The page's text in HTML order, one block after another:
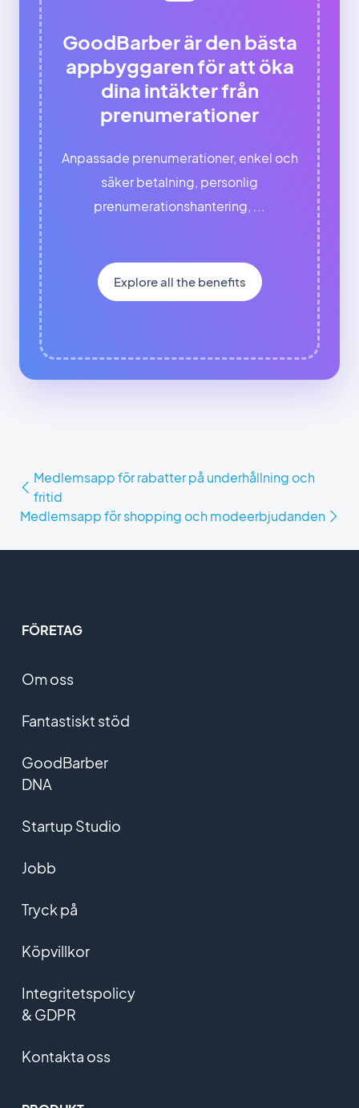
GoodBarber är den bästa
appbyggaren för att öka
dina intäkter från
prenumerationer
Anpassade prenumerationer, enkel och
säker betalning, personlig
prenumerationshantering, ...
Explore all the benefits
Medlemsapp för rabatter på underhållning och
fritid
Medlemsapp för shopping och modeerbjudanden
FÖRETAG
Om oss
Fantastiskt stöd
GoodBarber
DNA
Startup Studio
Jobb
Tryck på
Köpvillkor
Integritetspolicy
& GDPR
Kontakta oss